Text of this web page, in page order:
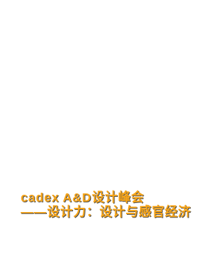
cadex A&D设计峰会
——设计力：设计与感官经济